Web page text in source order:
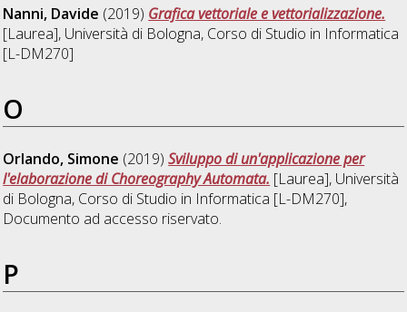
Nanni, Davide (2019) Grafica vettoriale e vettorializzazione.
[Laurea], Università di Bologna, Corso di Studio in Informatica
[L-DM270]
O
Orlando, Simone (2019)Sviluppo di un'applicazione per
l'elaborazione di Choreography Automata. [Laurea], Università
di Bologna, Corso di Studio in Informatica [L-DM270],
Documento ad accesso riservato.
P